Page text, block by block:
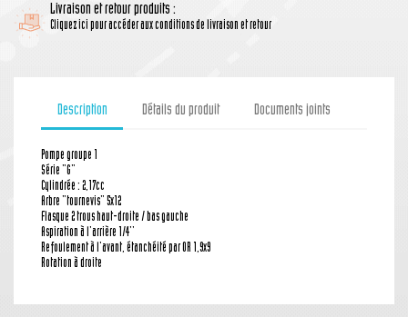
Livraison et retour produits :
Cliquez ici pour accéder aux conditions de livraison et retour
Description Détails du produit Documents joints
Pompe groupe 1
Série "G"
Cylindrée : 2,17cc
Arbre "tournevis" 5x12
Flasque 2 trous haut-droite / bas gauche
Aspiration à l'arrière 1/4''
Refoulement à l'avant, étanchéité par OR 1,9x9
Rotation à droite